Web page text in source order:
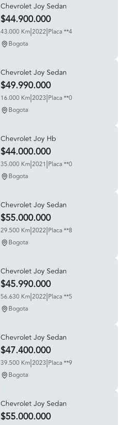
Chevrolet Joy Sedan
$44.900.000
43.000 Km|2022|Placa **4
Bogota
Chevrolet Joy Sedan
$49.990.000
16.000 Km|2023|Placa **0
Bogota
Chevrolet Joy Hb
$44.000.000
35.000 Km|2021|Placa **0
Bogota
Chevrolet Joy Sedan
$55.000.000
29.500 Km|2022|Placa **8
Bogota
Chevrolet Joy Sedan
$45.990.000
56.630 Km|2022|Placa **5
Bogota
Chevrolet Joy Sedan
$47.400.000
39.500 Km|2023|Placa **9
Bogota
Chevrolet Joy Sedan
$55.000.000